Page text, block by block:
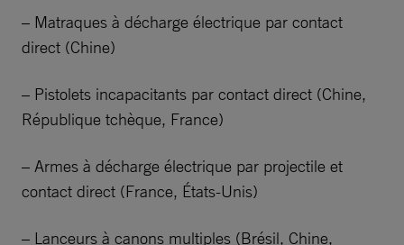
– Matraques à décharge électrique par contact
direct (Chine)
– Pistolets incapacitants par contact direct (Chine,
République tchèque, France)
– Armes à décharge électrique par projectile et
contact direct (France, États-Unis)
– Lanceurs à canons multiples (Brésil, Chine,